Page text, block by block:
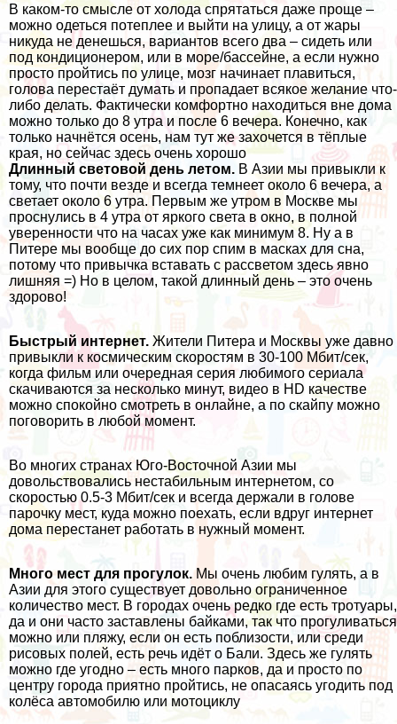
В каком-то смысле от холода спрятаться даже проще –
можно одеться потеплее и выйти на улицу, а от жары
никуда не денешься, вариантов всего два – сидеть или
под кондиционером, или в море/бассейне, а если нужно
просто пройтись по улице, мозг начинает плавиться,
голова перестаёт думать и пропадает всякое желание что-
либо делать. Фактически комфортно находиться вне дома
можно только до 8 утра и после 6 вечера. Конечно, как
только начнётся осень, нам тут же захочется в тёплые
края, но сейчас здесь очень хорошо
Длинный световой день летом. В Азии мы привыкли к
тому, что почти везде и всегда темнеет около 6 вечера, а
светает около 6 утра. Первым же утром в Москве мы
проснулись в 4 утра от яркого света в окно, в полной
уверенности что на часах уже как минимум 8. Ну а в
Питере мы вообще до сих пор спим в масках для сна,
потому что привычка вставать с рассветом здесь явно
лишняя =) Но в целом, такой длинный день – это очень
здорово!
Быстрый интернет. Жители Питера и Москвы уже давно
привыкли к космическим скоростям в 30-100 Мбит/сек,
когда фильм или очередная серия любимого сериала
скачиваются за несколько минут, видео в HD качестве
можно спокойно смотреть в онлайне, а по скайпу можно
поговорить в любой момент.
Во многих странах Юго-Восточной Азии мы
довольствовались нестабильным интернетом, со
скоростью 0.5-3 Мбит/сек и всегда держали в голове
парочку мест, куда можно поехать, если вдруг интернет
дома перестанет работать в нужный момент.
Много мест для прогулок.Мы очень любим гулять, а в
Азии для этого существует довольно ограниченное
количество мест. В городах очень редко где есть тротуары,
да и они часто заставлены байками, так что прогуливаться
можно или пляжу, если он есть поблизости, или среди
рисовых полей, есть речь идёт о Бали. Здесь же гулять
можно где угодно – есть много парков, да и просто по
центру города приятно пройтись, не опасаясь угодить под
колёса автомобилю или мотоциклу